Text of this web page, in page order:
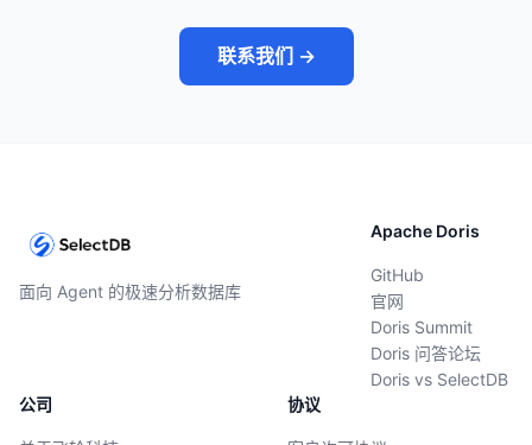
联系我们 →
面向 Agent 的极速分析数据库
Apache Doris
GitHub
官网
Doris Summit
Doris 问答论坛
Doris vs SelectDB
公司
协议